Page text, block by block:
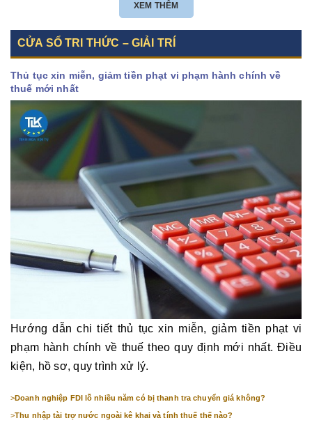
XEM THÊM
CỬA SỔ TRI THỨC – GIẢI TRÍ
Thủ tục xin miễn, giảm tiền phạt vi phạm hành chính về
thuế mới nhất
Hướng dẫn chi tiết thủ tục xin miễn, giảm tiền phạt vi
phạm hành chính về thuế theo quy định mới nhất. Điều
kiện, hồ sơ, quy trình xử lý.
>Doanh nghiệp FDI lỗ nhiều năm có bị thanh tra chuyển giá không?
>Thu nhập tài trợ nước ngoài kê khai và tính thuế thế nào?